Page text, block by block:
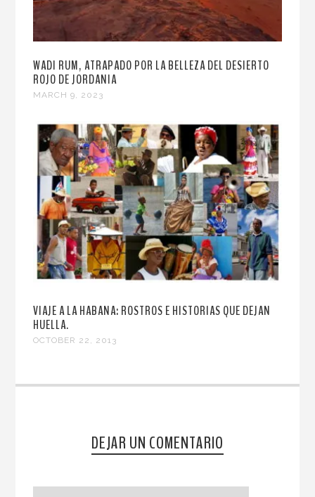
WADI RUM, ATRAPADO POR LA BELLEZA DEL DESIERTO
ROJO DE JORDANIA
MARCH 9, 2023
VIAJE A LA HABANA: ROSTROS E HISTORIAS QUE DEJAN
HUELLA.
OCTOBER 22, 2013
DEJAR UN COMENTARIO